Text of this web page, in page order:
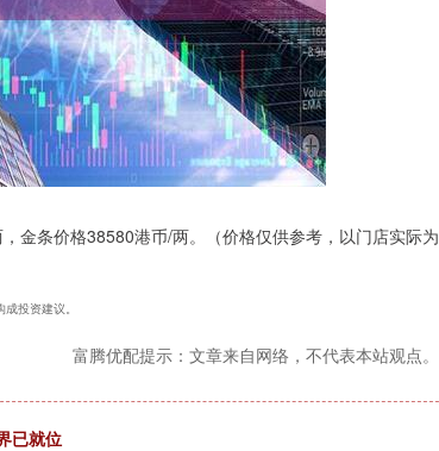
金条价格38580港币/两。（价格仅供参考，以门店实际为
投资建议。
富腾优配提示：文章来自网络，不代表本站观点。
已就位